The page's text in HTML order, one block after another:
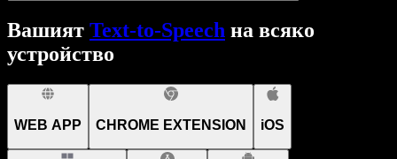
Вашият Text-to-Speech на всяко
устройство
WEB APP CHROME EXTENSION iOS